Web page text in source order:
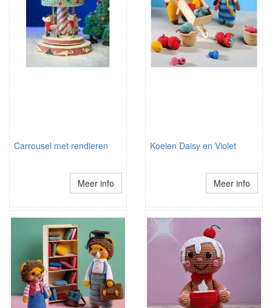
Carrousel met rendieren
Meer info
Koeien Daisy en Violet
Meer info